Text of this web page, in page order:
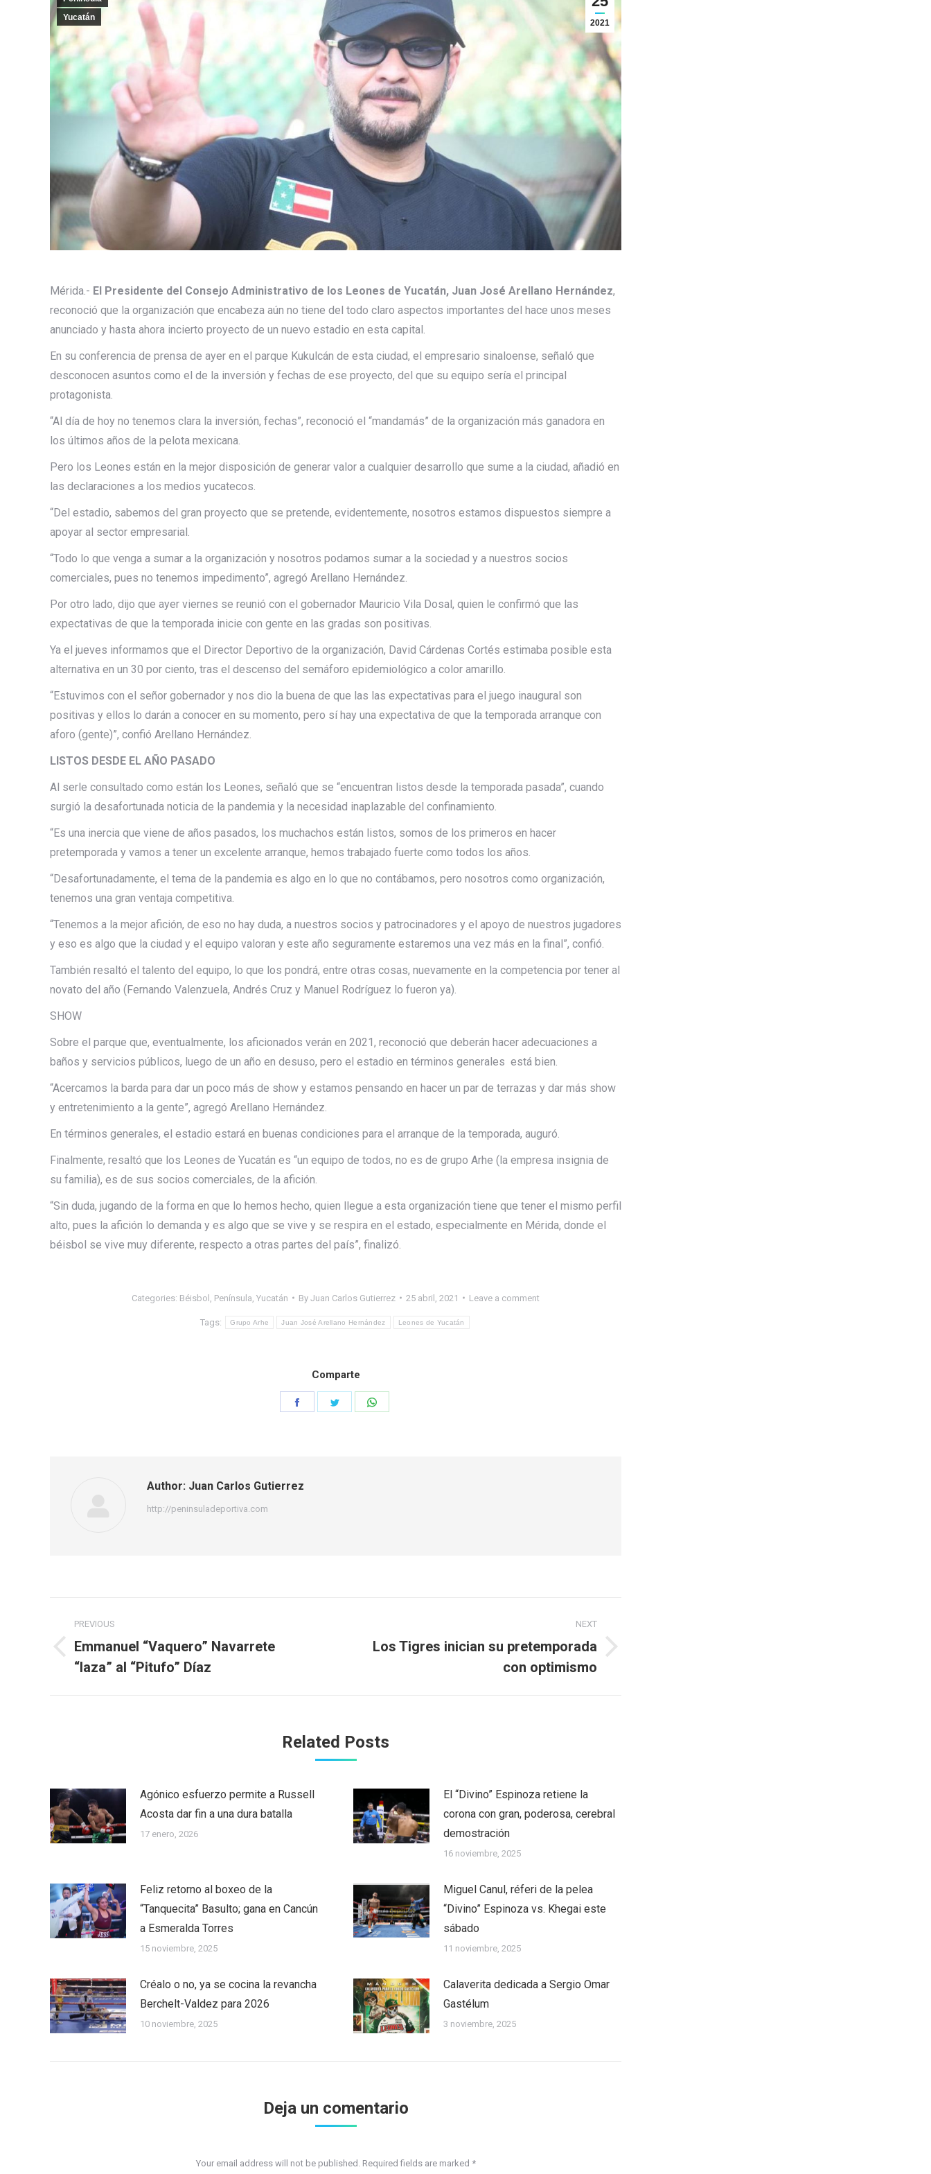
2021
Yucatán
Mérida.- El Presidente del Consejo Administrativo de los Leones de Yucatán, Juan José Arellano Hernández,
reconoció que la organización que encabeza aún no tiene del todo claro aspectos importantes del hace unos meses
anunciado y hasta ahora incierto proyecto de un nuevo estadio en esta capital.
En su conferencia de prensa de ayer en el parque Kukulcán de esta ciudad, el empresario sinaloense, señaló que
desconocen asuntos como el de la inversión y fechas de ese proyecto, del que su equipo sería el principal
protagonista.
“Al día de hoy no tenemos clara la inversión, fechas”, reconoció el “mandamás” de la organización más ganadora en
los últimos años de la pelota mexicana.
Pero los Leones están en la mejor disposición de generar valor a cualquier desarrollo que sume a la ciudad, añadió en
las declaraciones a los medios yucatecos.
“Del estadio, sabemos del gran proyecto que se pretende, evidentemente, nosotros estamos dispuestos siempre a
apoyar al sector empresarial.
“Todo lo que venga a sumar a la organización y nosotros podamos sumar a la sociedad y a nuestros socios
comerciales, pues no tenemos impedimento”, agregó Arellano Hernández.
Por otro lado, dijo que ayer viernes se reunió con el gobernador Mauricio Vila Dosal, quien le confirmó que las
expectativas de que la temporada inicie con gente en las gradas son positivas.
Ya el jueves informamos que el Director Deportivo de la organización, David Cárdenas Cortés estimaba posible esta
alternativa en un 30 por ciento, tras el descenso del semáforo epidemiológico a color amarillo.
“Estuvimos con el señor gobernador y nos dio la buena de que las las expectativas para el juego inaugural son
positivas y ellos lo darán a conocer en su momento, pero sí hay una expectativa de que la temporada arranque con
aforo (gente)”, confió Arellano Hernández.
LISTOS DESDE EL AÑO PASADO
Al serle consultado como están los Leones, señaló que se “encuentran listos desde la temporada pasada”, cuando
surgió la desafortunada noticia de la pandemia y la necesidad inaplazable del confinamiento.
“Es una inercia que viene de años pasados, los muchachos están listos, somos de los primeros en hacer
pretemporada y vamos a tener un excelente arranque, hemos trabajado fuerte como todos los años.
“Desafortunadamente, el tema de la pandemia es algo en lo que no contábamos, pero nosotros como organización,
tenemos una gran ventaja competitiva.
“Tenemos a la mejor afición, de eso no hay duda, a nuestros socios y patrocinadores y el apoyo de nuestros jugadores
y eso es algo que la ciudad y el equipo valoran y este año seguramente estaremos una vez más en la final”, confió.
También resaltó el talento del equipo, lo que los pondrá, entre otras cosas, nuevamente en la competencia por tener al
novato del año (Fernando Valenzuela, Andrés Cruz y Manuel Rodríguez lo fueron ya).
SHOW
Sobre el parque que, eventualmente, los aficionados verán en 2021, reconoció que deberán hacer adecuaciones a
baños y servicios públicos, luego de un año en desuso, pero el estadio en términos generales está bien.
“Acercamos la barda para dar un poco más de show y estamos pensando en hacer un par de terrazas y dar más show
y entretenimiento a la gente”, agregó Arellano Hernández.
En términos generales, el estadio estará en buenas condiciones para el arranque de la temporada, auguró.
Finalmente, resaltó que los Leones de Yucatán es “un equipo de todos, no es de grupo Arhe (la empresa insignia de
su familia), es de sus socios comerciales, de la afición.
“Sin duda, jugando de la forma en que lo hemos hecho, quien llegue a esta organización tiene que tener el mismo perfil
alto, pues la afición lo demanda y es algo que se vive y se respira en el estado, especialmente en Mérida, donde el
béisbol se vive muy diferente, respecto a otras partes del país”, finalizó.
Categories: Béisbol Península Yucatán By Juan Carlos Gutierrez 25 abril, 2021 Leave a comment
Tags: Grupo Arhe Juan José Arellano Hernández Leones de Yucatán
Comparte
Share
Author: Juan Carlos Gutierrez
http://peninsuladeportiva.com
navigation
PREVIOUS
Previous
post:
Emmanuel “Vaquero” Navarrete
“laza” al “Pitufo” Díaz
NEXT
Next
Los Tigres inician su pretemporada
con optimismo
Related Posts
Agónico esfuerzo permite a Russell
Acosta dar fin a una dura batalla
17 enero, 2026
El “Divino” Espinoza retiene la
corona con gran, poderosa, cerebral
demostración
16 noviembre, 2025
Feliz retorno al boxeo de la
“Tanquecita” Basulto; gana en Cancún
a Esmeralda Torres
15 noviembre, 2025
Miguel Canul, réferi de la pelea
“Divino” Espinoza vs. Khegai este
sábado
11 noviembre, 2025
Créalo o no, ya se cocina la revancha
Berchelt-Valdez para 2026
10 noviembre, 2025
Calaverita dedicada a Sergio Omar
Gastélum
3 noviembre, 2025
Deja un comentario
Your email address will not be published. Required fields are marked *